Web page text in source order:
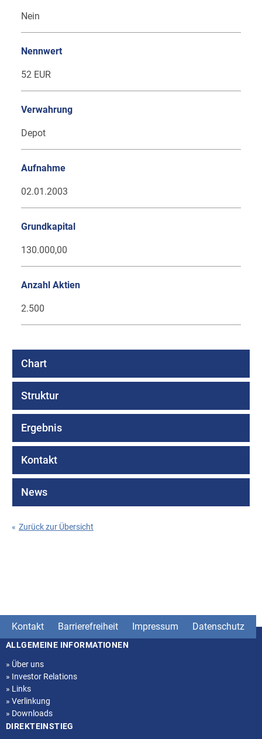
Nein
Nennwert
52 EUR
Verwahrung
Depot
Aufnahme
02.01.2003
Grundkapital
130.000,00
Anzahl Aktien
2.500
Chart
Struktur
Ergebnis
Kontakt
News
« Zurück zur Übersicht
Kontakt Barrierefreiheit Impressum Datenschutz
Seitenstruktur
ALLGEMEINE INFORMATIONEN
» Über uns
» Investor Relations
» Links
» Verlinkung
» Downloads
DIREKTEINSTIEG